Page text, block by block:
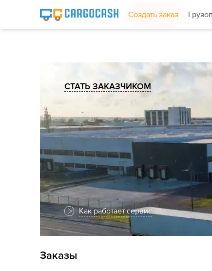
Создать заказ
СТАТЬ ЗАКАЗЧИКОМ
Как работает сервис
Заказы